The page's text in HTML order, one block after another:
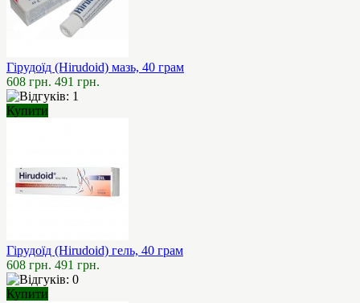
Гірудоїд (Hirudoid) мазь, 40 грам
608 грн. 491 грн.
Купити
Гірудоїд (Hirudoid) гель, 40 грам
608 грн. 491 грн.
Купити